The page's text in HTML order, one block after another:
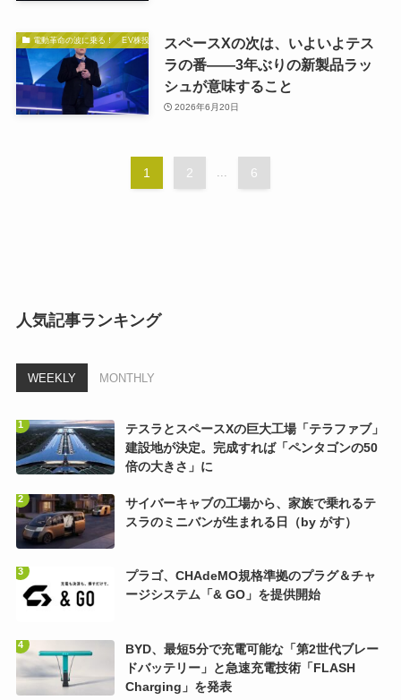
電動革命の波に乗る！ EV株投資の秘訣スペースXの次は、いよいよテス
ラの番——3年ぶりの新製品ラッ
シュが意味すること
2026年6月20日
1 2 ... 6
人気記事ランキング
WEEKLY MONTHLY
テスラとスペースXの巨大工場「テラファブ」
建設地が決定。完成すれば「ペンタゴンの50
倍の大きさ」に
サイバーキャブの工場から、家族で乗れるテ
スラのミニバンが生まれる日（by がす）
プラゴ、CHAdeMO規格準拠のプラグ＆チャ
ージシステム「& GO」を提供開始
BYD、最短5分で充電可能な「第2世代ブレー
ドバッテリー」と急速充電技術「FLASH
Charging」を発表